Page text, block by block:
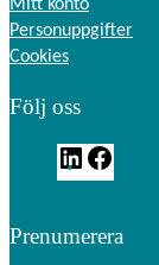
Mitt konto
Personuppgifter
Cookies
Följ oss
L
i
k
a
e
Prenumerera